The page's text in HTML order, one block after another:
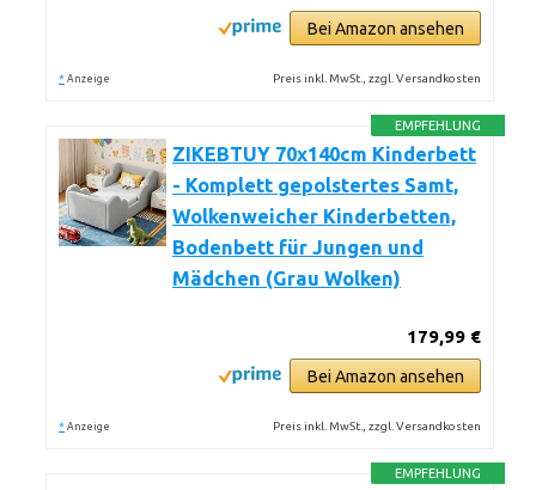
Bei Amazon ansehen
* Anzeige Preis inkl. MwSt., zzgl. Versandkosten
EMPFEHLUNG
ZIKEBTUY 70x140cm Kinderbett
- Komplett gepolstertes Samt,
Wolkenweicher Kinderbetten,
Bodenbett für Jungen und
Mädchen (Grau Wolken)
179,99 €
Bei Amazon ansehen
* Anzeige Preis inkl. MwSt., zzgl. Versandkosten
EMPFEHLUNG